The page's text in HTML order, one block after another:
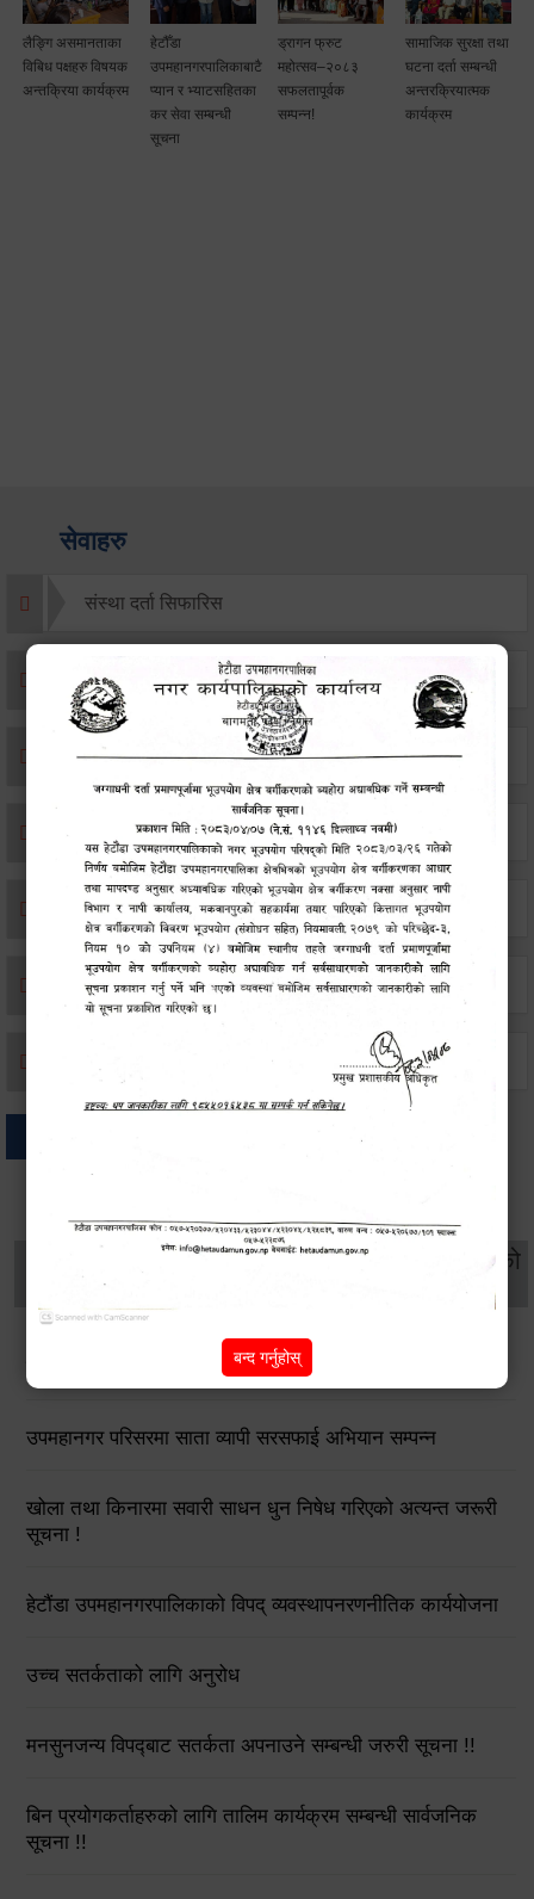
लैङ्गि असमानताका
विबिध पक्षहरु विषयक
अन्तक्रिया कार्यक्रम
हेटौँडा
उपमहानगरपालिकाबाटै
प्यान र भ्याटसहितका
कर सेवा सम्बन्धी
सूचना
ड्रागन फ्रुट
महोत्सव–२०८३
सफलतापूर्वक
सम्पन्न!
सामाजिक सुरक्षा तथा
घटना दर्ता सम्बन्धी
अन्तरक्रियात्मक
कार्यक्रम
सेवाहरु
संस्था दर्ता सिफारिस
एकिकृत सम्पत्ति कर/घर जग्गा कर
विवाह दर्ता
सम्बन्ध विच्छेद दर्ता
बसाइ-सराई जाने/आउने दर्ता
मृत्यू दर्ता
सामाजिक सुरक्षा तथा
व्यक्तिगत घटना दर्ता
महिला
सूचनाको
हक
सडक किनारमा फुलेका फूलले बढायो हेटौंडाको सौन्दर्य
उपमहानगर परिसरमा साता व्यापी सरसफाई अभियान सम्पन्न
खोला तथा किनारमा सवारी साधन धुन निषेध गरिएको अत्यन्त जरूरी
सूचना !
हेटौंडा उपमहानगरपालिकाको विपद् व्यवस्थापनरणनीतिक कार्ययोजना
उच्च सतर्कताको लागि अनुरोध
मनसुनजन्य विपद्‍बाट सतर्कता अपनाउने सम्बन्धी जरुरी सूचना !!
बिन प्रयोगकर्ताहरुको लागि तालिम कार्यक्रम सम्बन्धी सार्वजनिक
सूचना !!
बन्द गर्नुहोस्